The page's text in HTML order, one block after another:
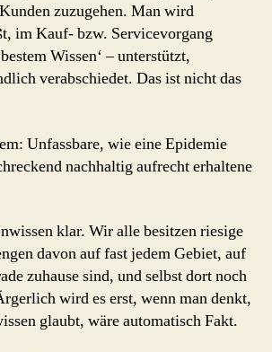
zuzugehen. Man wird
im Kauf- bzw. Servicevorgang
Wissen‘ – unterstützt,
verabschiedet. Das ist nicht das
Unfassbare, wie eine Epidemie
nachhaltig aufrecht erhaltene
klar. Wir alle besitzen riesige
davon auf fast jedem Gebiet, auf
zuhause sind, und selbst dort noch
wird es erst, wenn man denkt,
glaubt, wäre automatisch Fakt.